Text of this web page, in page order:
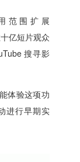
范围扩展
亿短片观众
搜寻影
体验这项功
进行早期实